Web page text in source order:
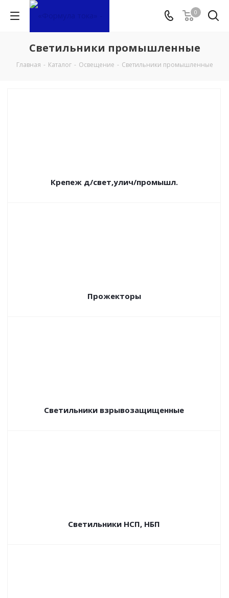
0
Светильники промышленные
Главная - Каталог - Освещение - Светильники промышленные
Крепеж д/свет,улич/промышл.
Прожекторы
Светильники взрывозащищенные
Светильники НСП, НБП